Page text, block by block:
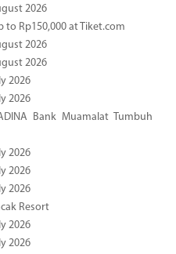
2026
to Rp150,000 at Tiket.com
2026
2026
2026
2026
Bank Muamalat Tumbuh
2026
2026
2026
Resort
2026
2026